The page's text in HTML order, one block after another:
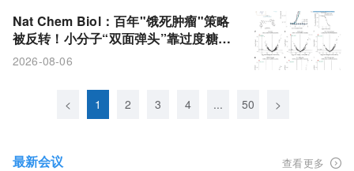
Nat Chem Biol：百年"饿死肿瘤"策略
被反转！小分子“双面弹头”靠过度糖酵
解撑死肿瘤细胞
2026-08-06
< 1 2 3 4 ... 50 >
最新会议 查看更多